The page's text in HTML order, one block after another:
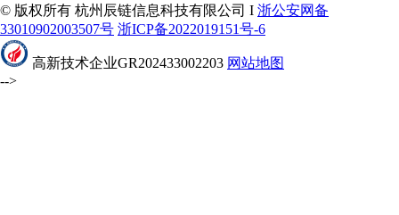
© 版权所有 杭州辰链信息科技有限公司 I 浙公安网备
33010902003507号 浙ICP备2022019151号-6
高新技术企业GR202433002203 网站地图
-->